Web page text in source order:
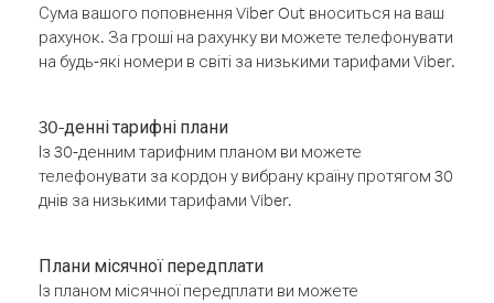
Сума вашого поповнення Viber Out вноситься на ваш
рахунок. За гроші на рахунку ви можете телефонувати
на будь-які номери в світі за низькими тарифами Viber.
30-денні тарифні плани
Із 30-денним тарифним планом ви можете
телефонувати за кордон у вибрану країну протягом 30
днів за низькими тарифами Viber.
Плани місячної передплати
Із планом місячної передплати ви можете